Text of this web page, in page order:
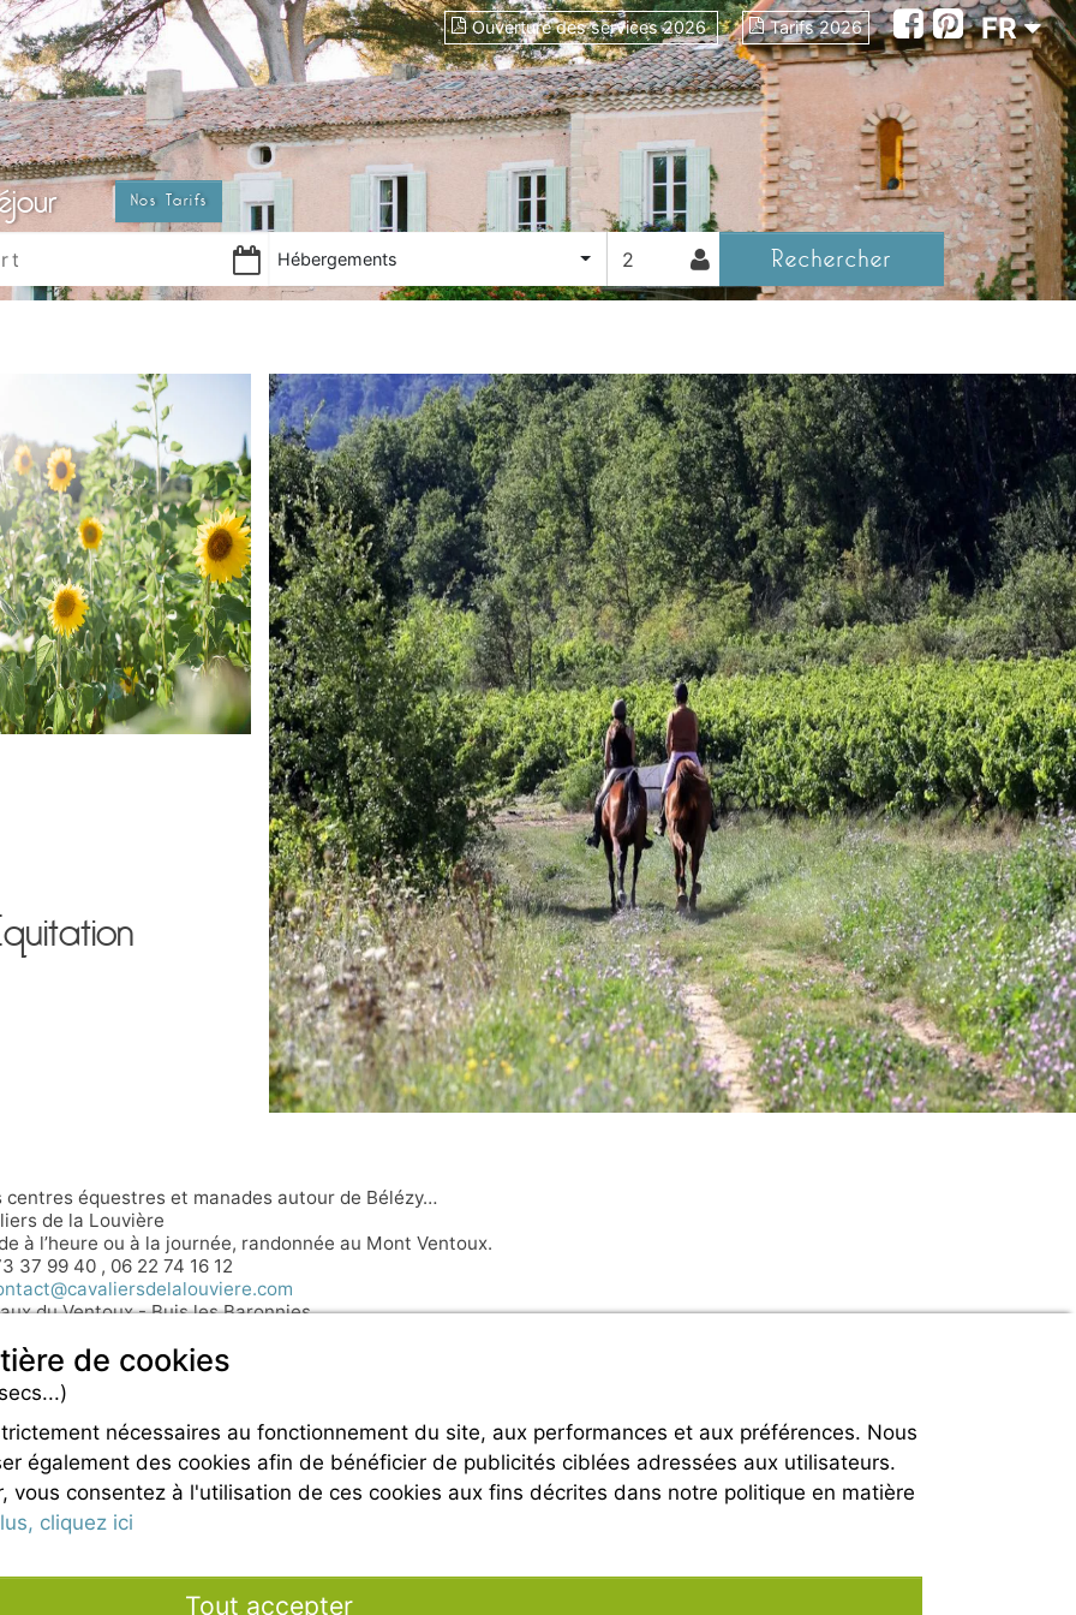
Ouverture des services 2026 Tarifs 2026 FR
Nos Tarifs
Hébergements Rechercher
centres équestres et manades autour de Bélézy…
de la Louvière
à l’heure ou à la journée, randonnée au Mont Ventoux.
37 99 40 , 06 22 74 16 12
du Ventoux - Buis les Baronnies
de la Nesque - Sault/Monnieux
à cheval et tours de poney. (avril à octobre)
28 73 98
Poser une question
de cookies
nécessaires au fonctionnement du site, aux performances et aux préférences. Nous
également des cookies afin de bénéficier de publicités ciblées adressées aux utilisateurs.
vous consentez à l'utilisation de ces cookies aux fins décrites dans notre politique en matière
cliquez ici
Tout accepter